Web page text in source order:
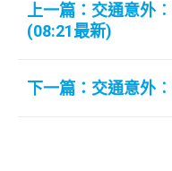
上一篇：交通意外
(08:21最新)
下一篇：交通意外